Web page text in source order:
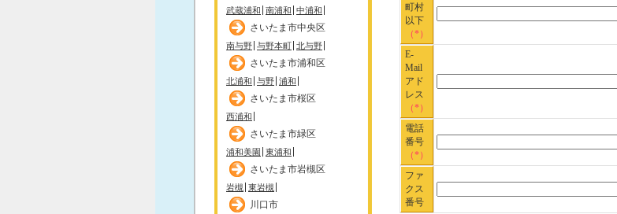
武蔵浦和 南浦和 中浦和
さいたま市中央区
南与野 与野本町 北与野
さいたま市浦和区
北浦和 与野 浦和
さいたま市桜区
西浦和
さいたま市緑区
浦和美園 東浦和
さいたま市岩槻区
岩槻 東岩槻
川口市
町村
以下
（*）
E-
Mail
アド
レス
（*）
電話
番号
（*）
ファ
クス
番号